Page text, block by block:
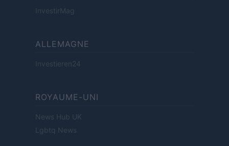
InvestirMag
ALLEMAGNE
Investieren24
ROYAUME-UNI
News Hub UK
Lgbtq News